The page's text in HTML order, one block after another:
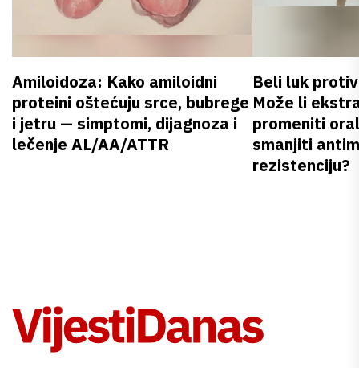
Amiloidoza: Kako amiloidni
proteini oštećuju srce, bubrege
i jetru — simptomi, dijagnoza i
lečenje AL/AA/ATTR
Beli luk
Može li
promeniti
smanjiti
rezistenciju?